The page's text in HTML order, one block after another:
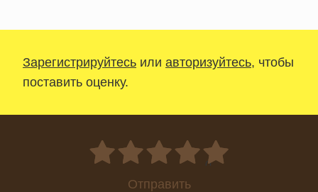
Зарегистрируйтесь или авторизуйтесь, чтобы
поставить оценку.
0
Отправить